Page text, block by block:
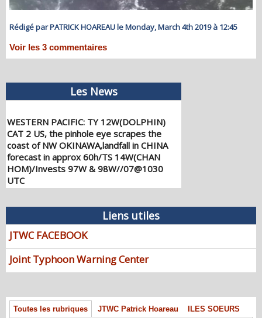
Rédigé par PATRICK HOAREAU le Monday, March 4th 2019 à 12:45
Voir les 3 commentaires
Les News
WESTERN PACIFIC: TY 12W(DOLPHIN)
CAT 2 US, the pinhole eye scrapes the
coast of NW OKINAWA,landfall in CHINA
forecast in approx 60h/TS 14W(CHAN
HOM)/Invests 97W & 98W//07@1030
UTC
08/07/2026 -PATRICK HOAREAU
WESTERN PACIFIC: TY 12W(DOLPHIN)
down from CAT4 US to CAT 1 in 36h,
gradually approaching OKINAWA/TS
13W(KUJIRA)/Invest 96W//05@2200 UTC
08/06/2026 -PATRICK HOAREAU
unexpected inner core re-
consolidation/Invest 94W//04@1000 UTC
Liens utiles
JTWC FACEBOOK
Joint Typhoon Warning Center
Toutes les rubriques JTWC Patrick Hoareau ILES SOEURS